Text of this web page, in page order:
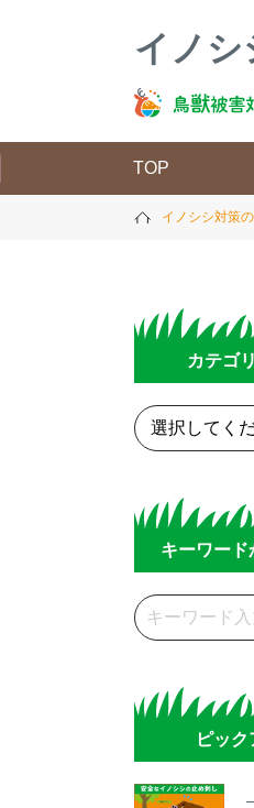
イノシ
TOP
イノシシ対策
カテゴ
キーワード
ピッ